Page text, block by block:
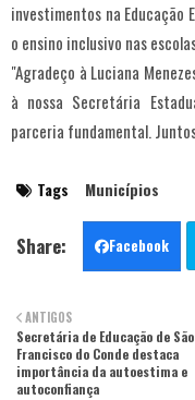
investimentos na Educação
o ensino inclusivo nas
"Agradeço à Luciana
à nossa Secretária
parceria fundamental.
Tags Municípios
Facebook
ANTIGOS
Secretária de Educação de São
Francisco do Conde destaca
importância da autoestima e
autoconfiança